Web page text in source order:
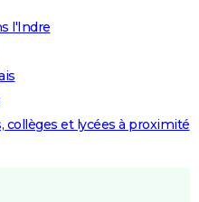
l'Indre
collèges et lycées à proximité